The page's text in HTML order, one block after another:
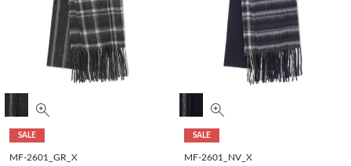
SALE
MF-2601_GR_X
SALE
MF-2601_NV_X